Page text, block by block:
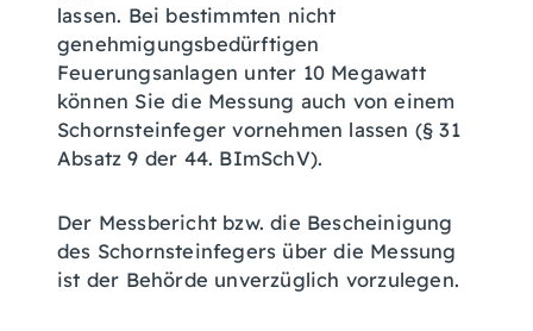
lassen. Bei bestimmten nicht
genehmigungsbedürftigen
Feuerungsanlagen unter 10 Megawatt
können Sie die Messung auch von einem
Schornsteinfeger vornehmen lassen (§ 31
Absatz 9 der 44. BImSchV).
Der Messbericht bzw. die Bescheinigung
des Schornsteinfegers über die Messung
ist der Behörde unverzüglich vorzulegen.